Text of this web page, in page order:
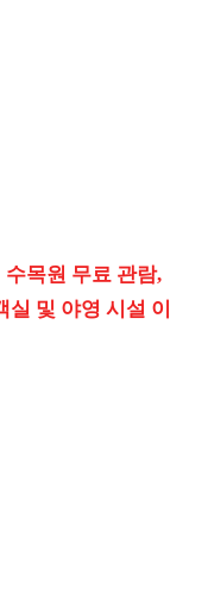
수목원 무료 관람,
및 야영 시설 이